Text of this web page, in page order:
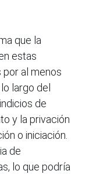
que la
estas
por al menos
largo del
de
y la privación
o iniciación.
de
lo que podría